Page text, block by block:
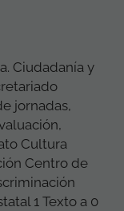
Ciudadanía y
jornadas,
Cultura
Centro de
1 Texto a 0